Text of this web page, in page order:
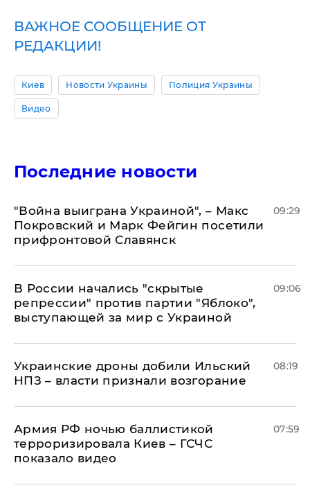
ВАЖНОЕ СООБЩЕНИЕ ОТ
РЕДАКЦИИ!
Киев Новости Украины Полиция Украины
Видео
Последние новости
"Война выиграна Украиной", – Макс
Покровский и Марк Фейгин посетили
прифронтовой Славянск
09:29
В России начались "скрытые
репрессии" против партии "Яблоко",
выступающей за мир с Украиной
09:06
Украинские дроны добили Ильский
НПЗ – власти признали возгорание
08:19
Армия РФ ночью баллистикой
терроризировала Киев – ГСЧС
показало видео
07:59